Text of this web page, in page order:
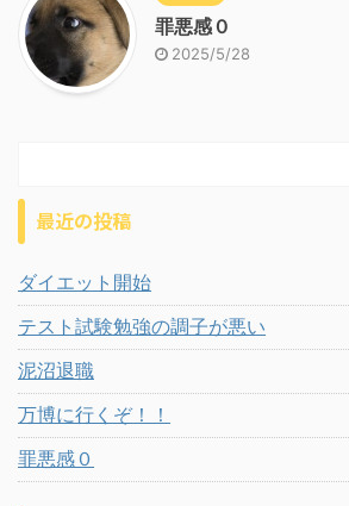
罪悪感０
2025/5/28
最近の投稿
ダイエット開始
テスト試験勉強の調子が悪い
泥沼退職
万博に行くぞ！！
罪悪感０